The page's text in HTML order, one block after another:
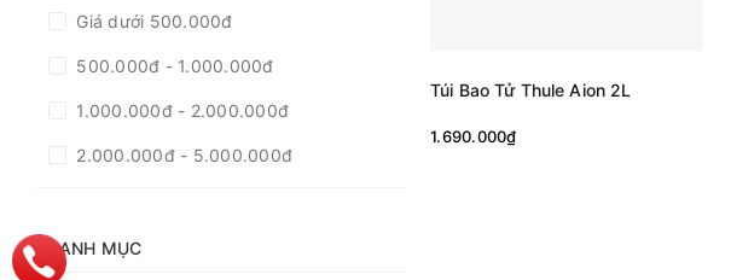
Giá dưới 500.000đ
500.000đ - 1.000.000đ
1.000.000đ - 2.000.000đ
2.000.000đ - 5.000.000đ
Giá trên 10.000.000đ
DANH MỤC
Túi Bao Tử Thule Aion 2L
1.690.000₫